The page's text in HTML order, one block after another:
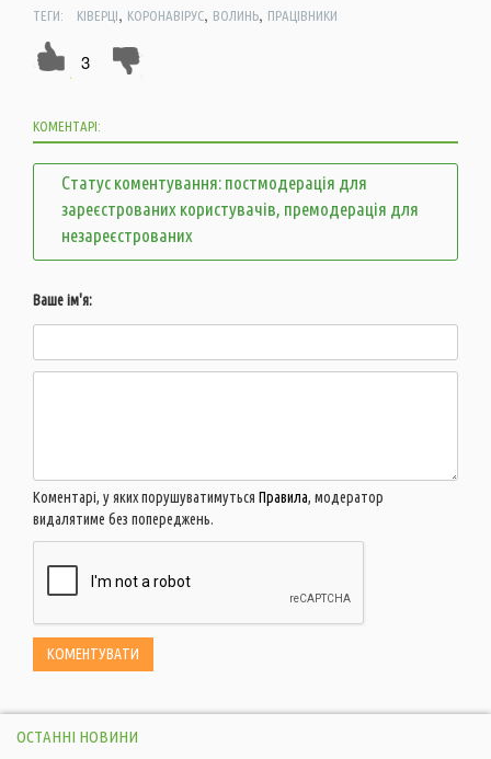
ТЕГИ: КІВЕРЦІ, КОРОНАВІРУС, ВОЛИНЬ, ПРАЦІВНИКИ
3
КОМЕНТАРІ:
Статус коментування: постмодерація для
зареєстрованих користувачів, премодерація для
незареєстрованих
Ваше ім'я:
Коментарі, у яких порушуватимуться Правила, модератор
видалятиме без попереджень.
ОСТАННІ НОВИНИ